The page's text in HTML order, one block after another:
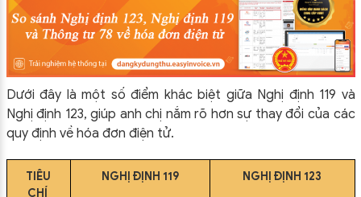
Dưới đây là một số điểm khác biệt giữa Nghị định 119 và
Nghị định 123, giúp anh chị nắm rõ hơn sự thay đổi của các
quy định về hóa đơn điện tử.
TIÊU
CHÍ
NGHỊ ĐỊNH 119 NGHỊ ĐỊNH 123